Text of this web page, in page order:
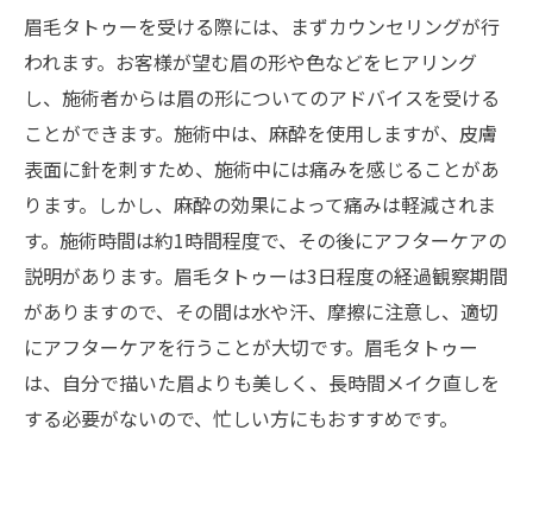
眉毛タトゥーを受ける際には、まずカウンセリングが行
われます。お客様が望む眉の形や色などをヒアリング
し、施術者からは眉の形についてのアドバイスを受ける
ことができます。施術中は、麻酔を使用しますが、皮膚
表面に針を刺すため、施術中には痛みを感じることがあ
ります。しかし、麻酔の効果によって痛みは軽減されま
す。施術時間は約1時間程度で、その後にアフターケアの
説明があります。眉毛タトゥーは3日程度の経過観察期間
がありますので、その間は水や汗、摩擦に注意し、適切
にアフターケアを行うことが大切です。眉毛タトゥー
は、自分で描いた眉よりも美しく、長時間メイク直しを
する必要がないので、忙しい方にもおすすめです。